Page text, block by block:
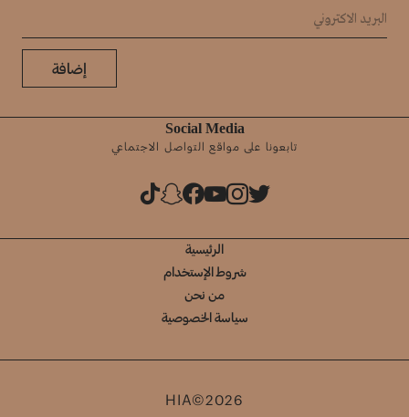
إضافة
Social Media
تابعونا على مواقع التواصل الاجتماعي
الرئيسية
شروط الإستخدام
من نحن
سياسة الخصوصية
HIA©2026